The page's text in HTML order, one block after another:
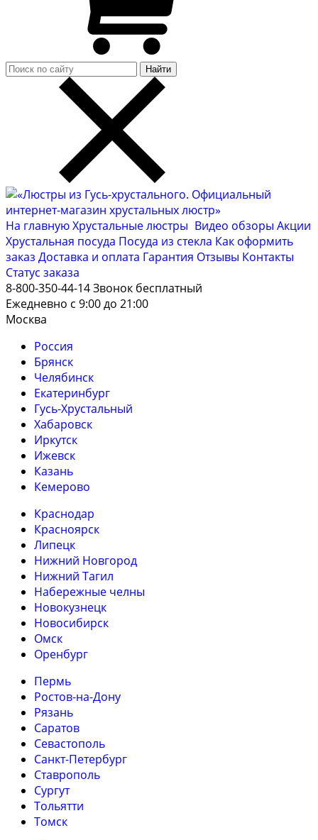
Найти
На главнуюХрустальные люстры Видео обзоры Акции
Хрустальная посуда Посуда из стекла Как оформить
заказ Доставка и оплата Гарантия Отзывы Контакты
Cтатус заказа
8-800-350-44-14Звонок бесплатный
Ежедневно с 9:00 до 21:00
Москва
Россия
Брянск
Челябинск
Екатеринбург
Гусь-Хрустальный
Хабаровск
Иркутск
Ижевск
Казань
Кемерово
Краснодар
Красноярск
Липецк
Нижний Новгород
Нижний Тагил
Набережные челны
Новокузнецк
Новосибирск
Омск
Оренбург
Пермь
Ростов-на-Дону
Рязань
Саратов
Севастополь
Санкт-Петербург
Ставрополь
Сургут
Тольятти
Томск